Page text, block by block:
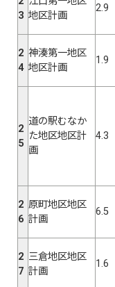
3 地区計画
2.9
2
4
神湊第一地区
地区計画
1.9
2
5
道の駅むなか
た地区地区計
画
4.3
2
6
原町地区地区
計画
6.5
2
7
三倉地区地区
計画
1.6